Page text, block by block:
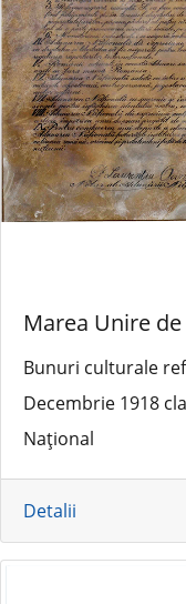
Marea Unire
Bunuri culturale
Decembrie 1918
Național
Detalii